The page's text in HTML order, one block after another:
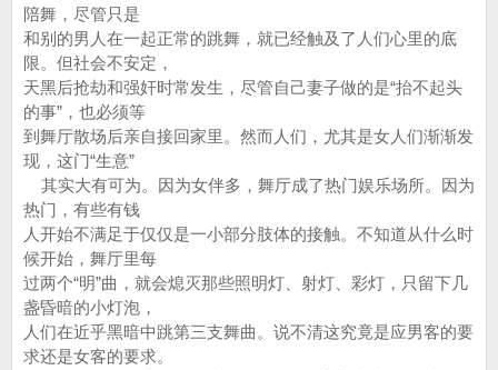
陪舞，尽管只是
和别的男人在一起正常的跳舞，就已经触及了人们心里的底
限。但社会不安定，
天黑后抢劫和强奸时常发生，尽管自己妻子做的是“抬不起头
的事”，也必须等
到舞厅散场后亲自接回家里。然而人们，尤其是女人们渐渐发
现，这门“生意”
其实大有可为。因为女伴多，舞厅成了热门娱乐场所。因为
热门，有些有钱
人开始不满足于仅仅是一小部分肢体的接触。不知道从什么时
候开始，舞厅里每
过两个“明”曲，就会熄灭那些照明灯、射灯、彩灯，只留下几
盏昏暗的小灯泡，
人们在近乎黑暗中跳第三支舞曲。说不清这究竟是应男客的要
求还是女客的要求。